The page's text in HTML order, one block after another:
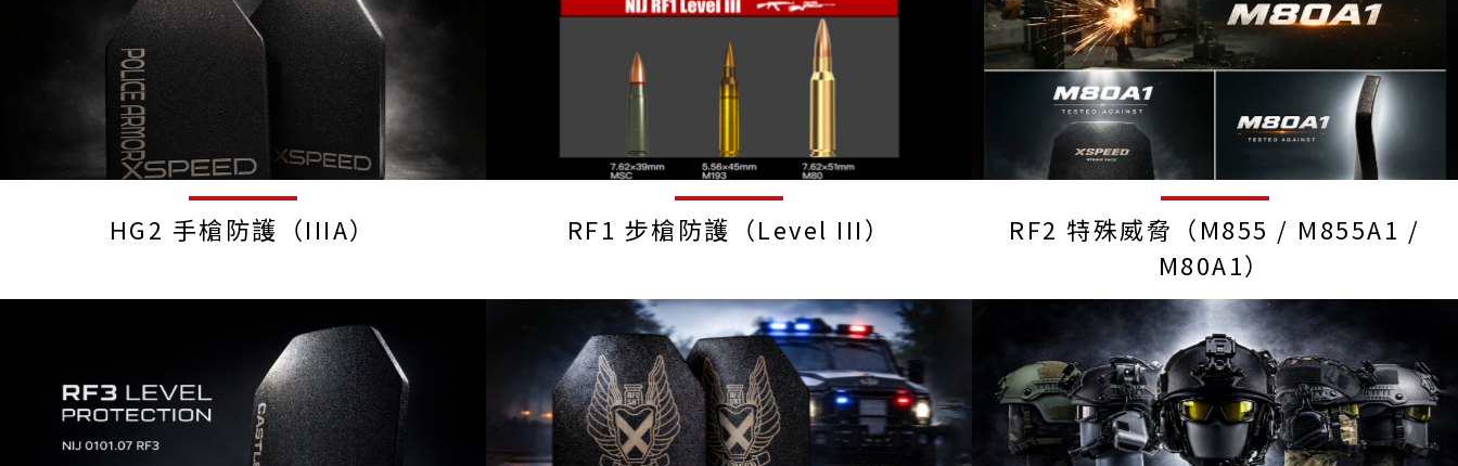
HG2 手槍防護（IIIA） RF1 步槍防護（Level III）
RF2 特殊威脅（M855 / M855A1 /
M80A1）